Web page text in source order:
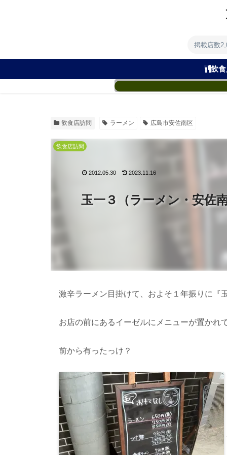
掲載店数
飲
飲食店訪問 ラーメン 広島市安佐南区
玉一３（ラーメン・安佐
飲食店訪問
2012.05.30 2023.11.16
激辛ラーメン目掛けて、およそ１年振りに『
お店の前にあるイーゼルにメニューが置かれ
前から有ったっけ？